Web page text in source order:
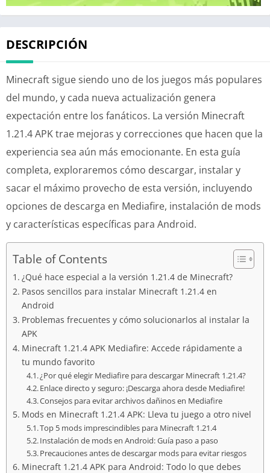
DESCRIPCIÓN
Minecraft sigue siendo uno de los juegos más populares
del mundo, y cada nueva actualización genera
expectación entre los fanáticos. La versión Minecraft
1.21.4 APK trae mejoras y correcciones que hacen que la
experiencia sea aún más emocionante. En esta guía
completa, exploraremos cómo descargar, instalar y
sacar el máximo provecho de esta versión, incluyendo
opciones de descarga en Mediafire, instalación de mods
y características específicas para Android.
Table of Contents
¿Qué hace especial a la versión 1.21.4 de Minecraft?
Pasos sencillos para instalar Minecraft 1.21.4 en
Android
Problemas frecuentes y cómo solucionarlos al instalar la
APK
Minecraft 1.21.4 APK Mediafire: Accede rápidamente a
tu mundo favorito
¿Por qué elegir Mediafire para descargar Minecraft 1.21.4?
Enlace directo y seguro: ¡Descarga ahora desde Mediafire!
Consejos para evitar archivos dañinos en Mediafire
Mods en Minecraft 1.21.4 APK: Lleva tu juego a otro nivel
Top 5 mods imprescindibles para Minecraft 1.21.4
Instalación de mods en Android: Guía paso a paso
Precauciones antes de descargar mods para evitar riesgos
Minecraft 1.21.4 APK para Android: Todo lo que debes